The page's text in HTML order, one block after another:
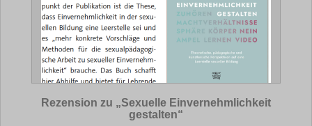
Rezension zu „Sexuelle Einvernehmlichkeit
gestalten“